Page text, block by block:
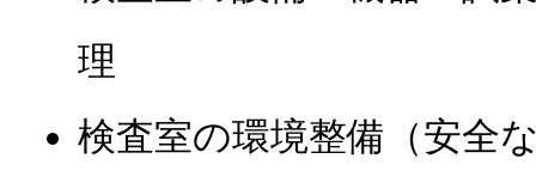
理
検査室の環境整備（安全